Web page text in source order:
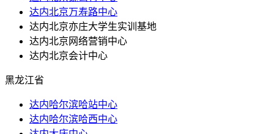
达内北京万寿路中心
达内北京亦庄大学生实训基地
达内北京网络营销中心
达内北京会计中心
黑龙江省
达内哈尔滨哈站中心
达内哈尔滨哈西中心